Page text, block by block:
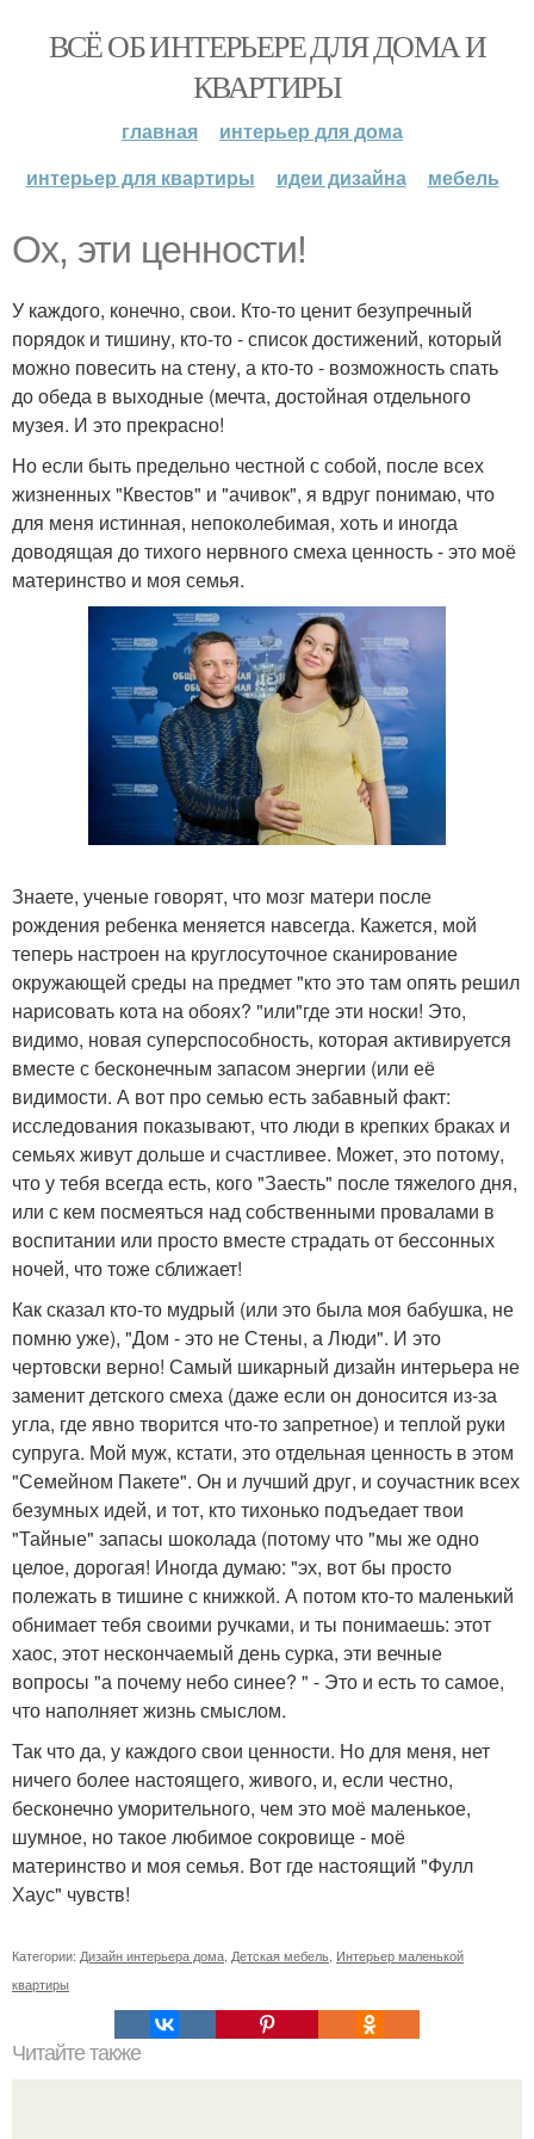
ВСЁ ОБ ИНТЕРЬЕРЕ ДЛЯ ДОМА И
КВАРТИРЫ
главная
интерьер для дома
интерьер для квартиры
идеи дизайна мебель
Ох, эти ценности!
У каждого, конечно, свои. Кто-то ценит безупречный
порядок и тишину, кто-то - список достижений, который
можно повесить на стену, а кто-то - возможность спать
до обеда в выходные (мечта, достойная отдельного
музея. И это прекрасно!
Но если быть предельно честной с собой, после всех
жизненных "Квестов" и "ачивок", я вдруг понимаю, что
для меня истинная, непоколебимая, хоть и иногда
доводящая до тихого нервного смеха ценность - это моё
материнство и моя семья.
Знаете, ученые говорят, что мозг матери после
рождения ребенка меняется навсегда. Кажется, мой
теперь настроен на круглосуточное сканирование
окружающей среды на предмет "кто это там опять решил
нарисовать кота на обоях? "или"где эти носки! Это,
видимо, новая суперспособность, которая активируется
вместе с бесконечным запасом энергии (или её
видимости. А вот про семью есть забавный факт:
исследования показывают, что люди в крепких браках и
семьях живут дольше и счастливее. Может, это потому,
что у тебя всегда есть, кого "Заесть" после тяжелого дня,
или с кем посмеяться над собственными провалами в
воспитании или просто вместе страдать от бессонных
ночей, что тоже сближает!
Как сказал кто-то мудрый (или это была моя бабушка, не
помню уже), "Дом - это не Стены, а Люди". И это
чертовски верно! Самый шикарный дизайн интерьера не
заменит детского смеха (даже если он доносится из-за
угла, где явно творится что-то запретное) и теплой руки
супруга. Мой муж, кстати, это отдельная ценность в этом
"Семейном Пакете". Он и лучший друг, и соучастник всех
безумных идей, и тот, кто тихонько подъедает твои
"Тайные" запасы шоколада (потому что "мы же одно
целое, дорогая! Иногда думаю: "эх, вот бы просто
полежать в тишине с книжкой. А потом кто-то маленький
обнимает тебя своими ручками, и ты понимаешь: этот
хаос, этот нескончаемый день сурка, эти вечные
вопросы "а почему небо синее? " - Это и есть то самое,
что наполняет жизнь смыслом.
Так что да, у каждого свои ценности. Но для меня, нет
ничего более настоящего, живого, и, если честно,
бесконечно уморительного, чем это моё маленькое,
шумное, но такое любимое сокровище - моё
материнство и моя семья. Вот где настоящий "Фулл
Хаус" чувств!
Категории: Дизайн интерьера дома Детская мебель Интерьер маленькой
квартиры
Читайте также